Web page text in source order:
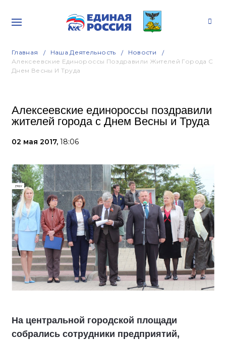
Главная Наша Деятельность
Новости
Алексеевские Единороссы Поздравили Жителей Города С
Днем Весны И Труда
Алексеевские единороссы поздравили
жителей города с Днем Весны и Труда
02 мая 2017, 18:06
На центральной городской площади
собрались сотрудники предприятий,